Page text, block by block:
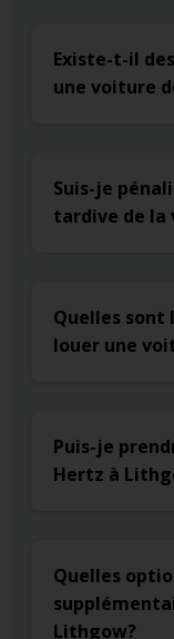
Existe-t-il
une voiture
Suis-je
tardive de la
Quelles sont
louer une
Puis-je
Hertz à
Quelles
Lithgow?